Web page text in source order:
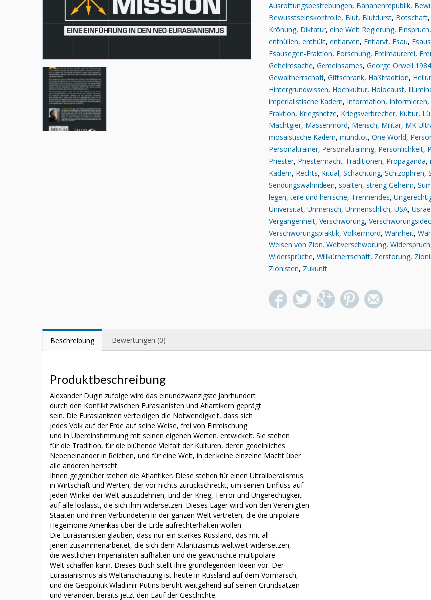
Ausrottungsbestrebungen, Bananenrepublik,
Bewusstseinskontrolle, Blut, Blutdurst, Botschaft,
Krönung, Diktatur, eine Welt Regierung, Einspruch,
enthüllen, enthüllt, entlarven, Entlarvt, Esau,
Esausegen-Fraktion, Forschung, Freimaurerei,
Geheimsache, Gemeinsames, George Orwell 1984
Gewaltherrschaft, Giftschrank, Haßtradition,
Hintergrundwissen, Hochkultur, Holocaust,
imperialistische Kadern, Information, Informieren,
Fraktion, Kriegshetze, Kriegsverbrecher, Kultur,
Machtgier, Massenmord, Mensch, Militär, MK
mosaistische Kadern, mundtot, One World,
Personaltrainer, Personaltraining, Persönlichkeit,
Priester, Priestermacht-Traditionen, Propaganda,
Kadern, Rechts, Ritual, Schächtung, Schizophren,
Sendungswahnideen, spalten, streng Geheim,
legen,teile und herrsche, Trennendes,
Universität, Unmensch, Unmenschlich, USA, Usrael
Vergangenheit, Verschwörung,
Verschwörungspraktik, Völkermord, Wahrheit,
Weisen von Zion, Weltverschwörung, Widerspruch,
Widersprüche, Willkürherrschaft, Zerstörung,
Zionisten, Zukunft
Beschreibung Bewertungen (0)
Produktbeschreibung
Alexander Dugin zufolge wird das einundzwanzigste Jahrhundert
durch den Konflikt zwischen Eurasianisten und Atlantikern geprägt
sein. Die Eurasianisten verteidigen die Notwendigkeit, dass sich
jedes Volk auf der Erde auf seine Weise, frei von Einmischung
und in Übereinstimmung mit seinen eigenen Werten, entwickelt. Sie stehen
für die Tradition, für die blühende Vielfalt der Kulturen, deren gedeihliches
Nebeneinander in Reichen, und für eine Welt, in der keine einzelne Macht über
alle anderen herrscht.
Ihnen gegenüber stehen die Atlantiker. Diese stehen für einen Ultraliberalismus
in Wirtschaft und Werten, der vor nichts zurückschreckt, um seinen Einfluss auf
jeden Winkel der Welt auszudehnen, und der Krieg, Terror und Ungerechtigkeit
auf alle loslässt, die sich ihm widersetzen. Dieses Lager wird von den Vereinigten
Staaten und ihren Verbündeten in der ganzen Welt vertreten, die die unipolare
Hegemonie Amerikas über die Erde aufrechterhalten wollen.
Die Eurasianisten glauben, dass nur ein starkes Russland, das mit all
jenen zusammenarbeitet, die sich dem Atlantizismus weltweit widersetzen,
die westlichen Imperialisten aufhalten und die gewünschte multipolare
Welt schaffen kann. Dieses Buch stellt ihre grundlegenden Ideen vor. Der
Eurasianismus als Weltanschauung ist heute in Russland auf dem Vormarsch,
und die Geopolitik Wladimir Putins beruht weitgehend auf seinen Grundsätzen
und verändert bereits jetzt den Lauf der Geschichte.